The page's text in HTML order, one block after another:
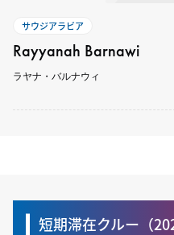
サウジアラビア
Rayyanah Barnawi
ラヤナ・バルナウィ
短期滞在クルー（